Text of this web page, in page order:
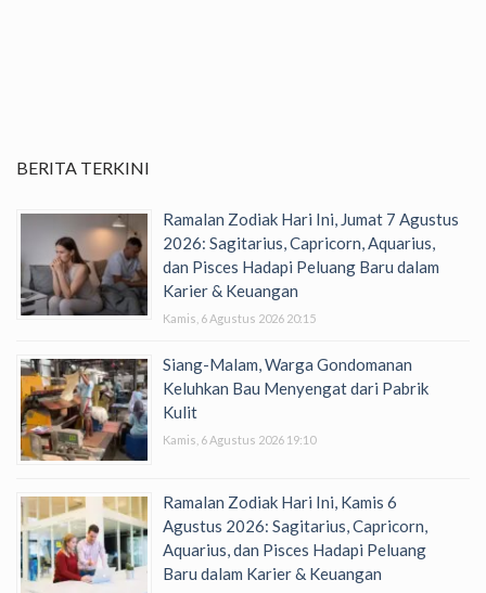
BERITA TERKINI
Ramalan Zodiak Hari Ini, Jumat 7 Agustus
2026: Sagitarius, Capricorn, Aquarius,
dan Pisces Hadapi Peluang Baru dalam
Karier & Keuangan
Kamis, 6 Agustus 2026 20:15
Siang-Malam, Warga Gondomanan
Keluhkan Bau Menyengat dari Pabrik
Kulit
Kamis, 6 Agustus 2026 19:10
Ramalan Zodiak Hari Ini, Kamis 6
Agustus 2026: Sagitarius, Capricorn,
Aquarius, dan Pisces Hadapi Peluang
Baru dalam Karier & Keuangan